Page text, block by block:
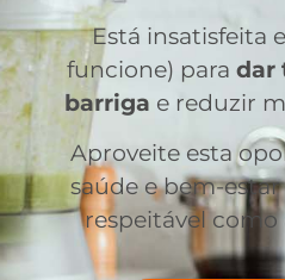
Está insatisfeita
funcione) paradar
barriga e reduzir
Aproveite esta
saúde e bem-
respeitável